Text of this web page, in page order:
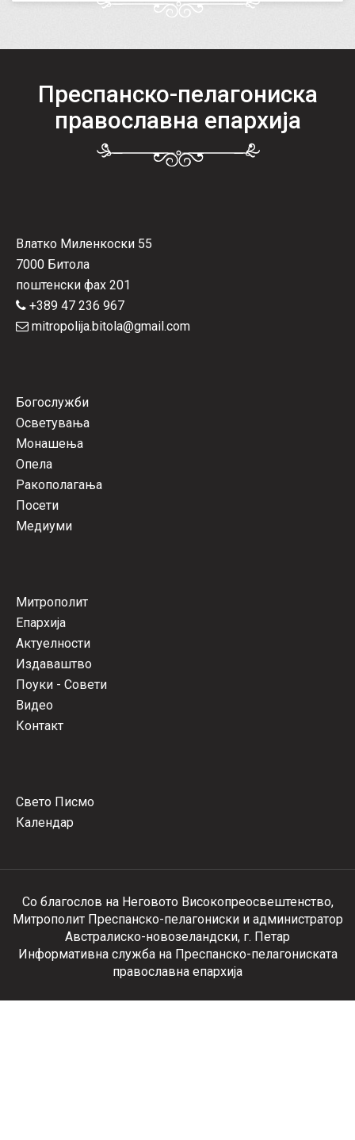
Преспанско-пелагониска
православна епархија
Влатко Миленкоски 55
7000 Битола
поштенски фах 201
+389 47 236 967
mitropolija.bitola@gmail.com
Богослужби
Осветувања
Монашења
Опела
Ракополагања
Посети
Медиуми
Митрополит
Епархија
Актуелности
Издаваштво
Поуки - Совети
Видео
Контакт
Свето Писмо
Календар
Со благослов на Неговото Високопреосвештенство,
Митрополит Преспанско-пелагониски и администратор
Австралиско-новозеландски, г. Петар
Информативна служба на Преспанско-пелагониската
православна епархија